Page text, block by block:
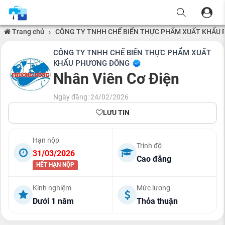
Trang chủ › CÔNG TY TNHH CHẾ BIẾN THỰC PHẨM XUẤT KHẨU
CÔNG TY TNHH CHẾ BIẾN THỰC PHẨM XUẤT
KHẨU PHƯƠNG ĐÔNG
Nhân Viên Cơ Điện
Ngày đăng: 24/02/2026
LƯU TIN
Hạn nộp
31/03/2026
HẾT HẠN NỘP
Trình độ
Cao đẳng
Kinh nghiệm
Dưới 1 năm
Mức lương
Thỏa thuận